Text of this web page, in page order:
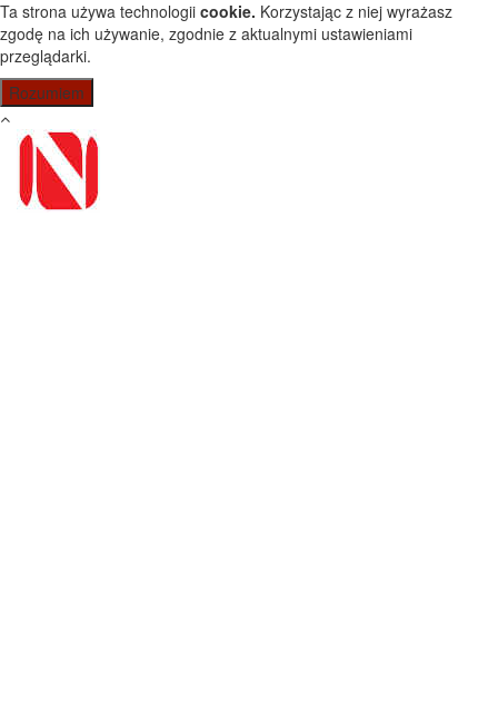
Przejdź do treści
Ta strona używa technologii cookie. Korzystając z niej wyrażasz
zgodę na ich używanie, zgodnie z aktualnymi ustawieniami
przeglądarki.